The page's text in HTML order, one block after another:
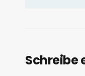
Schreibe